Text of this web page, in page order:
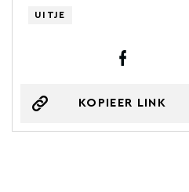
UITJE
KOPIEER LINK